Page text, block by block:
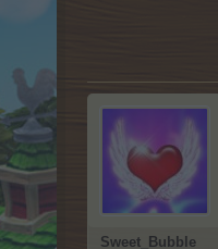
Sweet_Bubble